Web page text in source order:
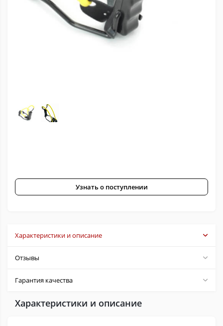
Узнать о поступлении
Характеристики и описание
Отзывы
Гарантия качества
Характеристики и описание